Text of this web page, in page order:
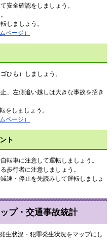
安全確認をしましょう。
しましょう。
ページ）
ひも）しましょう。
、左側追い越しは大きな事故を招き
しましょう。
ページ）
ト
転車に注意して運転しましょう。
歩行者に注意しましょう。
速・停止を先読みして運転しましょ
プ・交通事故統計
生状況・犯罪発生状況をマップにし